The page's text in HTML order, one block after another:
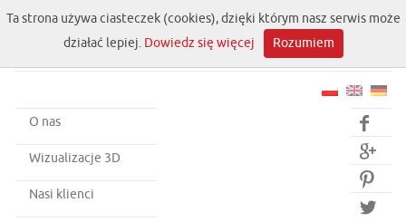




O nas
Wizualizacje 3D
Nasi klienci
Ta strona używa ciasteczek (cookies), dzięki którym nasz serwis może
działać lepiej. Dowiedz się więcej Rozumiem